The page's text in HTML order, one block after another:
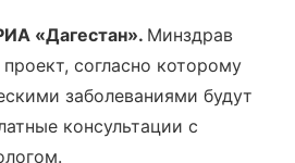
«Дагестан». Минздрав
согласно которому
заболеваниями будут
консультации с